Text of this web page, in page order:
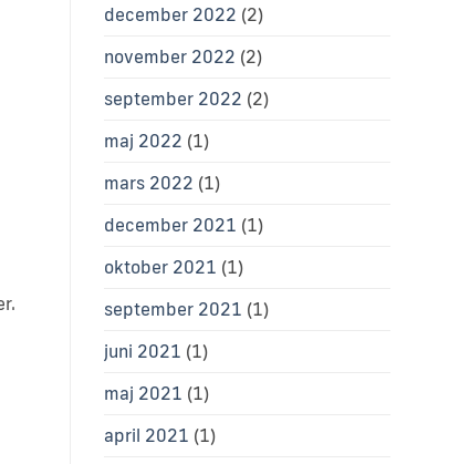
december 2022 (2)
november 2022 (2)
september 2022 (2)
maj 2022 (1)
mars 2022 (1)
december 2021 (1)
oktober 2021 (1)
september 2021 (1)
juni 2021 (1)
maj 2021 (1)
april 2021 (1)